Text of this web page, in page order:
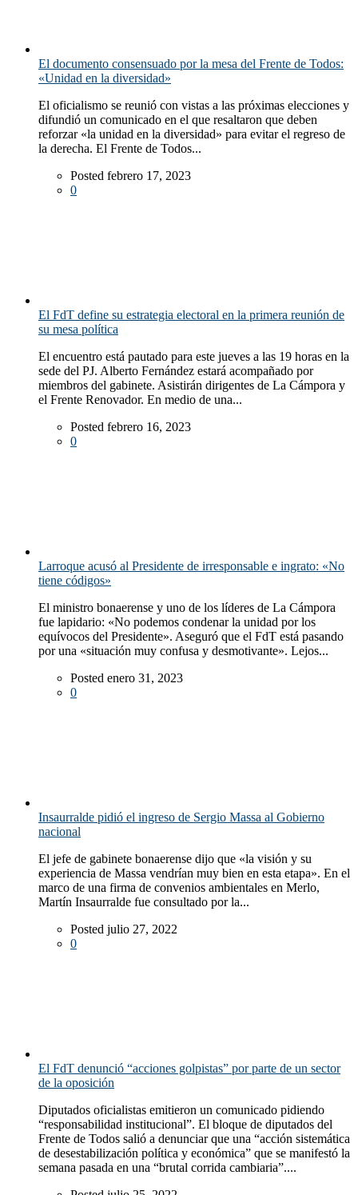
El documento consensuado por la mesa del Frente de Todos:
«Unidad en la diversidad»
El oficialismo se reunió con vistas a las próximas elecciones y
difundió un comunicado en el que resaltaron que deben
reforzar «la unidad en la diversidad» para evitar el regreso de
la derecha. El Frente de Todos...
Posted febrero 17, 2023
0
El FdT define su estrategia electoral en la primera reunión de
su mesa política
El encuentro está pautado para este jueves a las 19 horas en la
sede del PJ. Alberto Fernández estará acompañado por
miembros del gabinete. Asistirán dirigentes de La Cámpora y
el Frente Renovador. En medio de una...
Posted febrero 16, 2023
0
Larroque acusó al Presidente de irresponsable e ingrato: «No
tiene códigos»
El ministro bonaerense y uno de los líderes de La Cámpora
fue lapidario: «No podemos condenar la unidad por los
equívocos del Presidente». Aseguró que el FdT está pasando
por una «situación muy confusa y desmotivante». Lejos...
Posted enero 31, 2023
0
Insaurralde pidió el ingreso de Sergio Massa al Gobierno
nacional
El jefe de gabinete bonaerense dijo que «la visión y su
experiencia de Massa vendrían muy bien en esta etapa». En el
marco de una firma de convenios ambientales en Merlo,
Martín Insaurralde fue consultado por la...
Posted julio 27, 2022
0
El FdT denunció “acciones golpistas” por parte de un sector
de la oposición
Diputados oficialistas emitieron un comunicado pidiendo
“responsabilidad institucional”. El bloque de diputados del
Frente de Todos salió a denunciar que una “acción sistemática
de desestabilización política y económica” que se manifestó la
semana pasada en una “brutal corrida cambiaria”....